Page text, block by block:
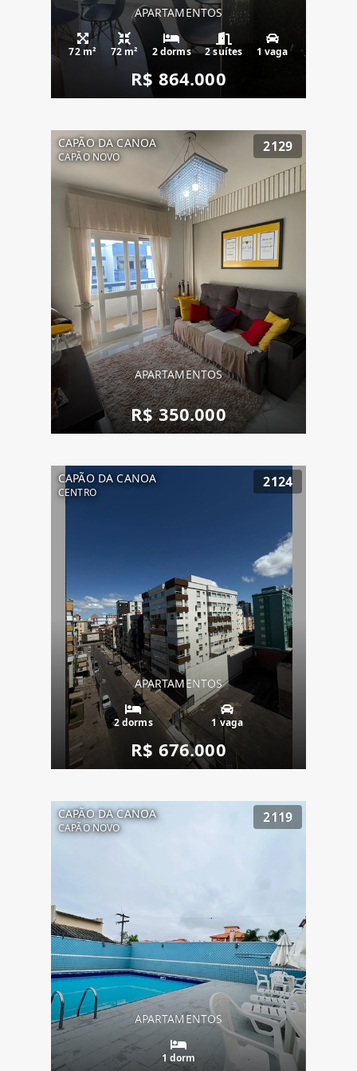
APARTAMENTOS
72 m² 72 m² 2 dorms 2 suítes 1 vaga
R$ 864.000
CAPÃO DA CANOA
CAPÃO NOVO
2129
APARTAMENTOS
R$ 350.000
CAPÃO DA CANOA
CENTRO
2124
APARTAMENTOS
2 dorms 1 vaga
R$ 676.000
CAPÃO DA CANOA
CAPÃO NOVO
2119
APARTAMENTOS
1 dorm